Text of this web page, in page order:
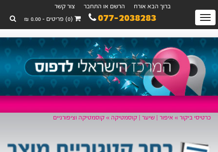
ברוך הבא אורח הרשם או התחבר צור קשר
077-2038283
ביקור »איפור | שיער | קוסמטיקה »קוסמטיקה וציפורניים